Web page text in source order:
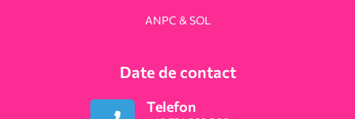
ANPC & SOL
Date de contact
Telefon